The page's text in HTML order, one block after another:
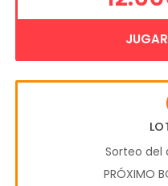
Sorteo
PRÓXIMO